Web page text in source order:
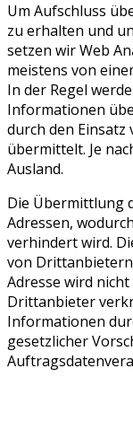
Um Aufschluss
zu erhalten und
setzen wir Web
meistens von
In der Regel
Informationen
durch den Einsatz
übermittelt. Je
Ausland.
Die Übermittlung
Adressen,
verhindert wird.
von
Adresse wird
Drittanbieter
Informationen
gesetzlicher